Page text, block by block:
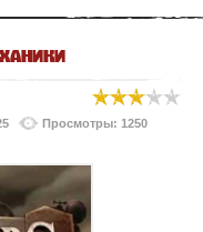
Просмотры: 1250